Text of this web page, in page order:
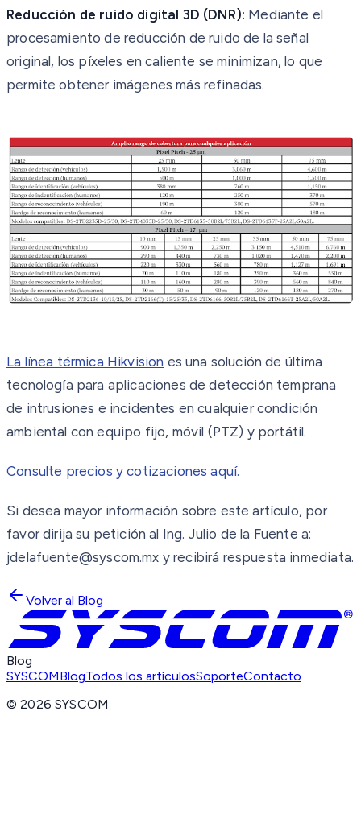
Reducción de ruido digital 3D (DNR): Mediante el
procesamiento de reducción de ruido de la señal
original, los píxeles en caliente se minimizan, lo que
permite obtener imágenes más refinadas.
La línea térmica Hikvision es una solución de última
tecnología para aplicaciones de detección temprana
de intrusiones e incidentes en cualquier condición
ambiental con equipo fijo, móvil (PTZ) y portátil.
Consulte precios y cotizaciones aquí.
Si desea mayor información sobre este artículo, por
favor dirija su petición al Ing. Julio de la Fuente a:
jdelafuente@syscom.mx y recibirá respuesta inmediata.
Volver al Blog
Blog
SYSCOMBlogTodos los artículosSoporteContacto
©2026 SYSCOM